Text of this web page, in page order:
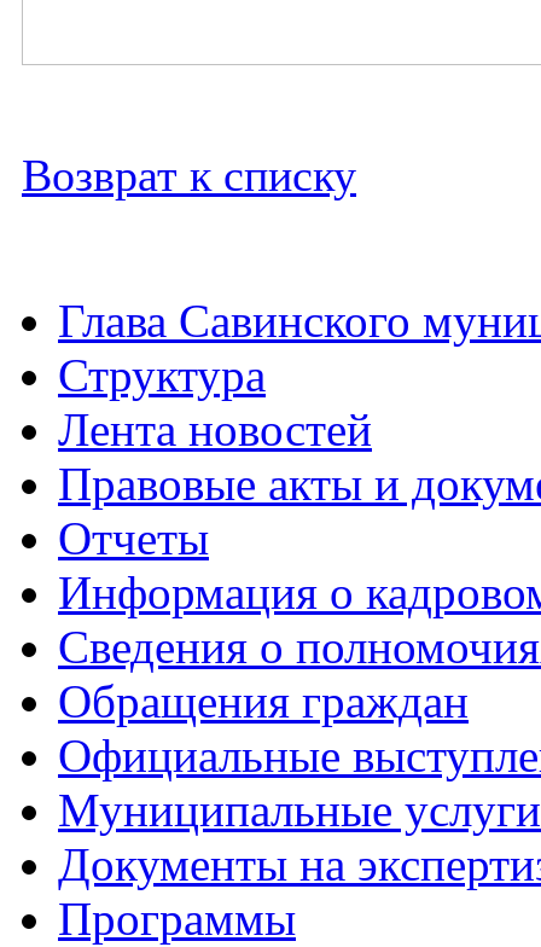
Возврат к списку
Глава Савинского
Структура
Лента новостей
Правовые акты и
Отчеты
Информация о
Сведения о
Обращения граждан
Официальные
Муниципальные услуги
Документы на
Программы